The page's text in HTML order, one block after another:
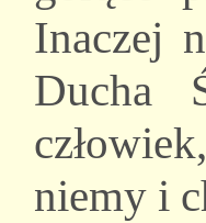
Inaczej
Ducha
niemy i